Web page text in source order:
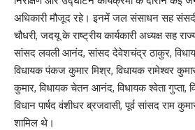
अधिकारी मौजूद रहे। इनमें जल संसाधन सह
चौधरी, जदयू के राष्ट्रीय कार्यकारी अध्यक्ष सह
सांसद लवली आनंद, सांसद देवेशचंद्र ठाकुर,
विधायक पंकज कुमार मिश्र, विधायक रामेश्वर
कुमार, विधायक चेतन आनंद, विधायक श्वेता गुप्ता,
विधान पार्षद वंशीधर ब्रजवासी, पूर्व सांसद राम
शामिल थे।